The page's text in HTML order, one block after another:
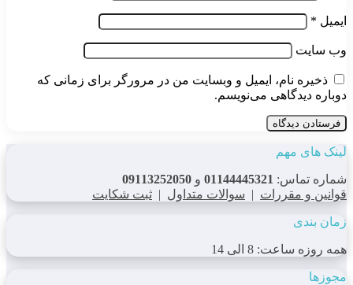
ایمیل *
وب‌ سایت
ذخیره نام، ایمیل و وبسایت من در مرورگر برای زمانی که
دوباره دیدگاهی می‌نویسم.
لینک های مهم
شماره تماس: 01144445321 و 09113252050
قوانین و مقررات | سوالات متداول | ثبت شکایت
زمان بندی
همه روزه ساعت: 8 الی 14
مجوزها